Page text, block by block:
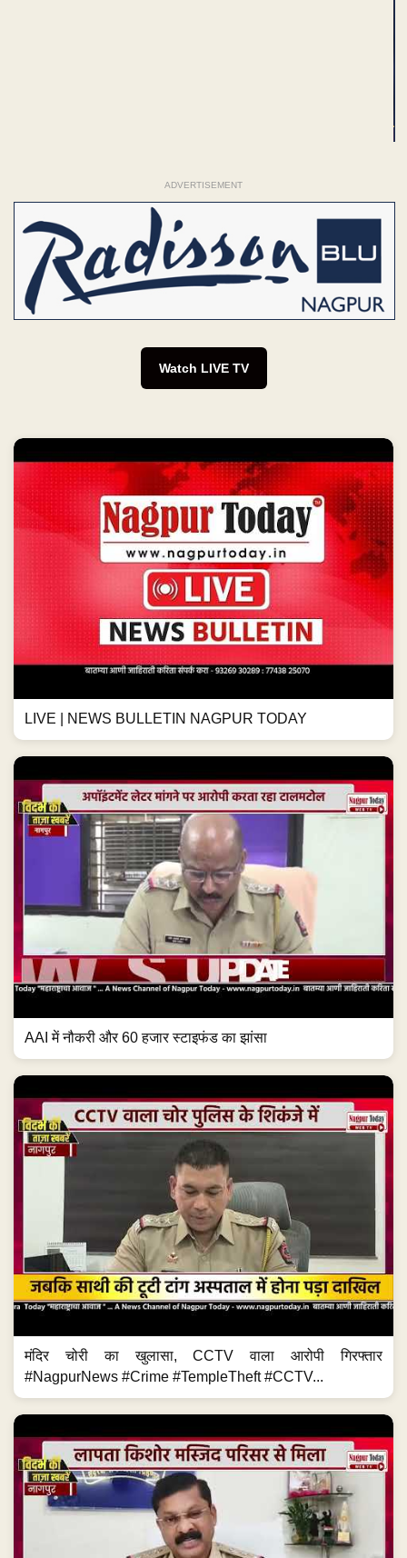
ADVERTISEMENT
Watch LIVE TV
LIVE | NEWS BULLETIN NAGPUR TODAY
AAI में नौकरी और 60 हजार स्टाइफंड का झांसा
मंदिर चोरी का खुलासा, CCTV वाला आरोपी गिरफ्तार
#NagpurNews #Crime #TempleTheft #CCTV...